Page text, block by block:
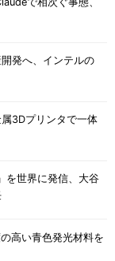
発へ、インテルの
3Dプリンタで一体
を世界に発信、大谷
高い青色発光材料を